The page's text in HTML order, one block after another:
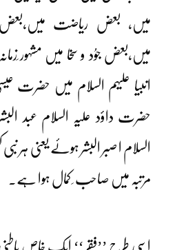
میں، بعض ریاضت
میں،بعض جوُد و سخا میں مشہور
انبیا علیہم السلام میں حضرت
حضرت داؤد علیہ السلام عبد
السلام ا صبر البشر ہوئے یعنی ہر
مرتبہ میں صاحب ِ کمال ہوا ہے۔
اسی طرح ’’فقر ‘‘ ایک خاص